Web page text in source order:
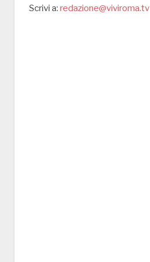
Scrivi a: redazione@viviroma.tv